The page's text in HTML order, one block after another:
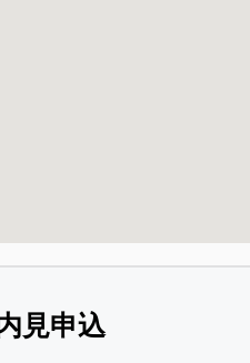
見申込